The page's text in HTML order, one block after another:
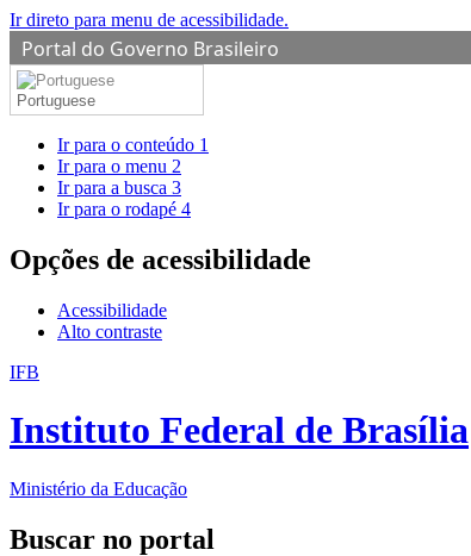
Ir direto para menu de acessibilidade.
Portal do Governo Brasileiro
Portuguese
Ir para o conteúdo 1
Ir para o menu 2
Ir para a busca 3
Ir para o rodapé 4
Opções de acessibilidade
Acessibilidade
Alto contraste
IFB
Instituto Federal de Brasília
Ministério da Educação
Buscar no portal